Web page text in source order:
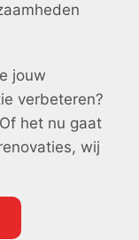
jouw
verbeteren?
het nu gaat
wij